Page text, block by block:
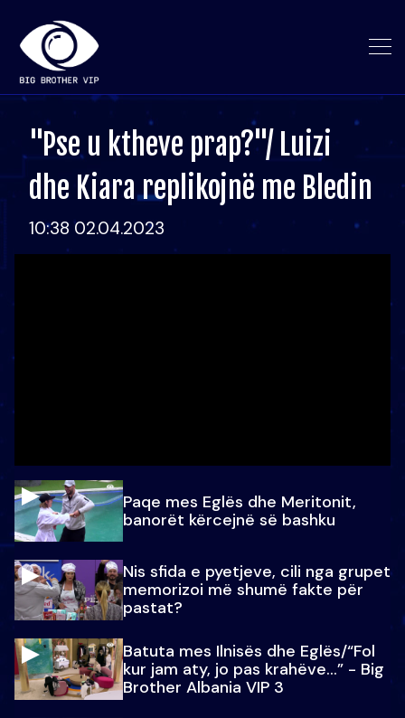
"Pse u ktheve prap?"/ Luizi
dhe Kiara replikojnë me Bledin
10:38 02.04.2023
Paqe mes Eglës dhe Meritonit,
banorët kërcejnë së bashku
Nis sfida e pyetjeve, cili nga grupet
memorizoi më shumë fakte për
pastat?
Batuta mes Ilnisës dhe Eglës/“Fol
kur jam aty, jo pas krahëve…” - Big
Brother Albania VIP 3